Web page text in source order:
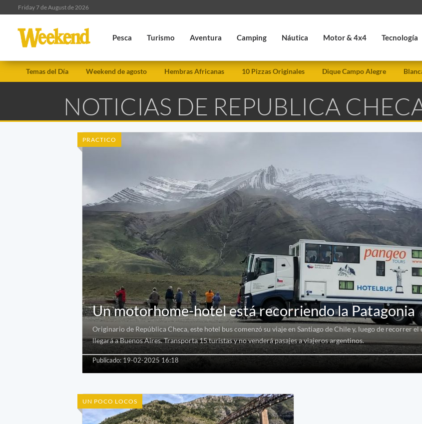
Friday 7 de August de 2026
Pesca Turismo Aventura Camping Náutica Motor & 4x4 Tecnología
Temas del Día Weekend de agosto Hembras Africanas 10 Pizzas Originales Dique Campo Alegre
NOTICIAS DE REPUBLICA
PRACTICO
Un motorhome-hotel está recorriendo la Patagonia
Originario de República Checa, este hotel bus comenzó su viaje en Santiago de Chile y, luego de recorrer
llegará a Buenos Aires. Transporta 15 turistas y no venderá pasajes a viajeros argentinos.
Publicado: 19-02-2025 16:18
UN POCO LOCOS